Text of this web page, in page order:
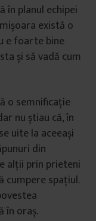
în planul echipei
există o
e foarte bine
și să vadă cum
o semnificație
nu știau că, în
uite la aceeași
din
alții prin prieteni
cumpere spațiul.
în oraș.